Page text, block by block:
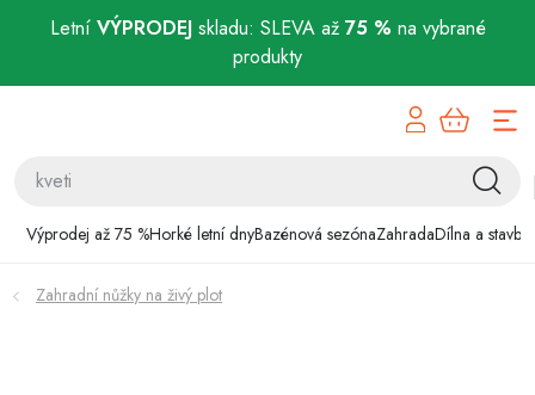
Letní VÝPRODEJskladu: SLEVA až 75 % na vybrané
produkty
Výprodej až 75 %Horké letní dnyBazénová sezónaZahradaDílna a stavba
Bazénová sezóna
Zahrada
Zahradní nůžky na živý plot